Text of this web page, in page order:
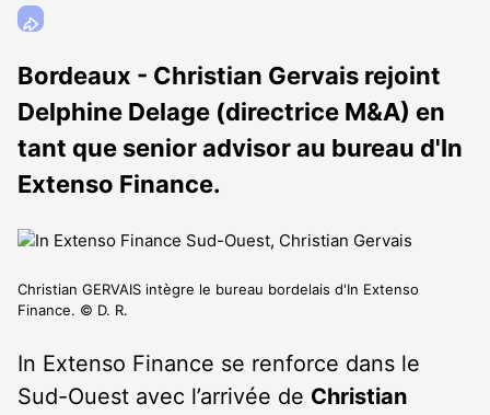
aux
abonnés
Bordeaux - Christian Gervais rejoint
Delphine Delage (directrice M&A) en
tant que senior advisor au bureau d'In
Extenso Finance.
Christian GERVAIS intègre le bureau bordelais d'In Extenso
Finance. © D. R.
In Extenso Finance se renforce dans le
Sud-Ouest avec l’arrivée de Christian